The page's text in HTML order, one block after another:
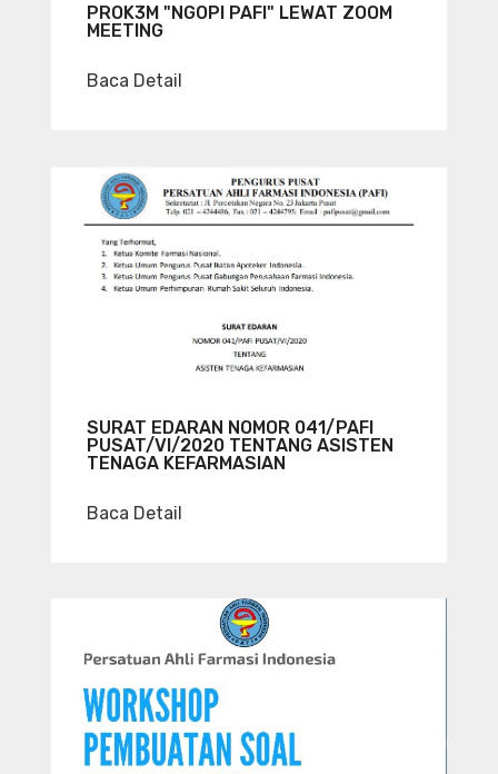
PROK3M "NGOPI PAFI" LEWAT ZOOM
MEETING
Baca Detail
SURAT EDARAN NOMOR 041/PAFI
PUSAT/VI/2020 TENTANG ASISTEN
TENAGA KEFARMASIAN
Baca Detail